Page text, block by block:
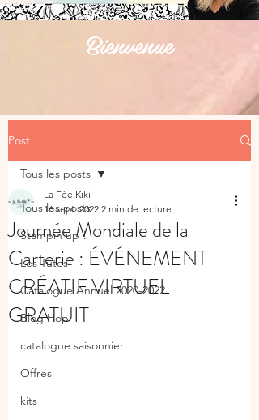
Bienvenue
Post
Tous les posts
Stampin'up !
Les Tutos
Catalogue Annuel 2020-2022
Blog Hop
catalogue saisonnier
Offres
kits
Tous les posts
Journée Mondiale de la
Carterie : ÉVÉNEMENT
CRÉATIF VIRTUEL
GRATUIT
La Fée Kiki
16 sept. 2022 2 min de lecture